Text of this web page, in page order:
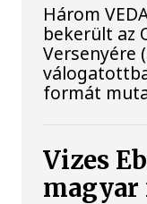
Három
bekerült az
Versenyére
formát
Vizes